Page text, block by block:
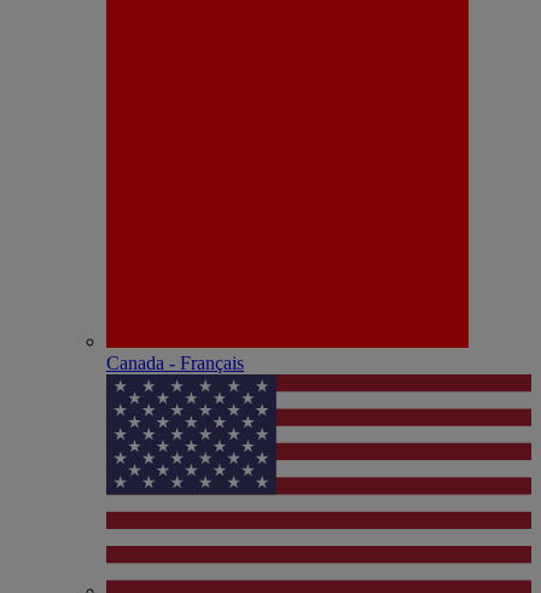
Canada - Français